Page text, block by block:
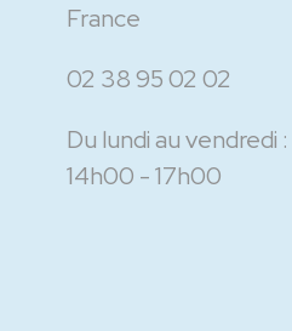
France
02 38 95 02 02
Du lundi au vendredi :
14h00 - 17h00